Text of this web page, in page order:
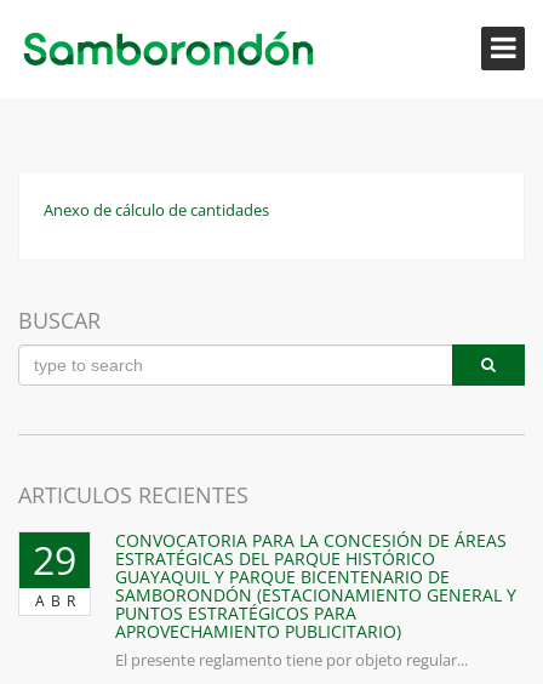
Anexo de cálculo de cantidades
BUSCAR
ARTICULOS RECIENTES
29
ABR
CONVOCATORIA PARA LA CONCESIÓN DE ÁREAS
ESTRATÉGICAS DEL PARQUE HISTÓRICO
GUAYAQUIL Y PARQUE BICENTENARIO DE
SAMBORONDÓN (ESTACIONAMIENTO GENERAL Y
PUNTOS ESTRATÉGICOS PARA
APROVECHAMIENTO PUBLICITARIO)
El presente reglamento tiene por objeto regular...